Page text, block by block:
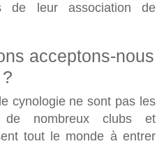
de leur association de
acceptons-nous
?
cynologie ne sont pas les
nombreux clubs et
tout le monde à entrer